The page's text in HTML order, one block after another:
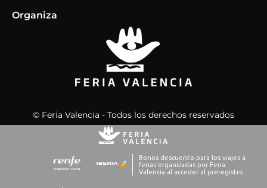
Organiza
© Feria Valencia - Todos los derechos reservados